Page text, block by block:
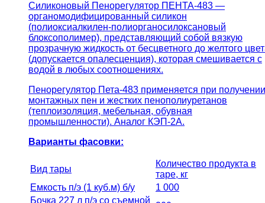
Силиконовый Пенорегулятор ПЕНТА-483 —
органомодифицированный силикон
(полиоксиалкилен-полиорганосилоксановый
блоксополимер), представляющий собой вязкую
прозрачную жидкость от бесцветного до желтого
(допускается опалесценция), которая смешивается с
водой в любых соотношениях.
Пенорегулятор Пета-483 применяется при получении
монтажных пен и жестких пенополиуретанов
(теплоизоляция, мебельная, обувная
промышленности). Аналог КЭП-2А.
Варианты фасовки:
Вид тары
Количество продукта в
таре, кг
Емкость п/э (1 куб.м) б/у
1 000
Бочка 227 л п/э со съемной